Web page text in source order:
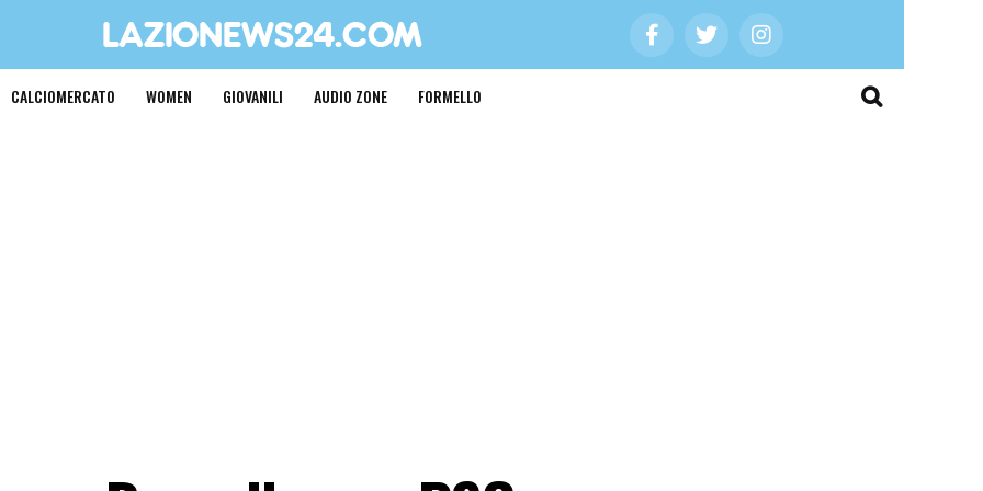
CALCIOMERCATO WOMEN GIOVANILI AUDIO ZONE FORMELLO